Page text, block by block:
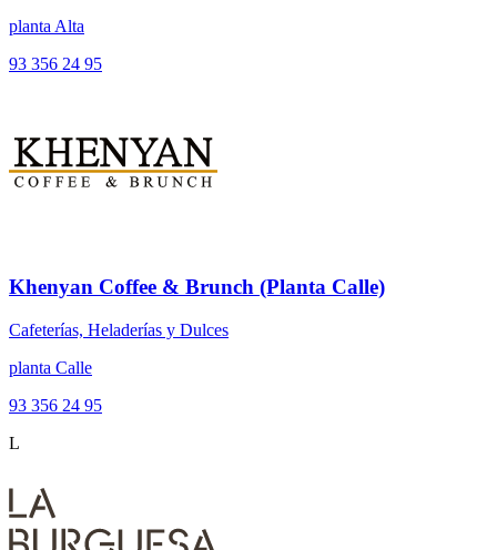
planta Alta
93 356 24 95
Khenyan Coffee & Brunch (Planta Calle)
Cafeterías, Heladerías y Dulces
planta Calle
93 356 24 95
L